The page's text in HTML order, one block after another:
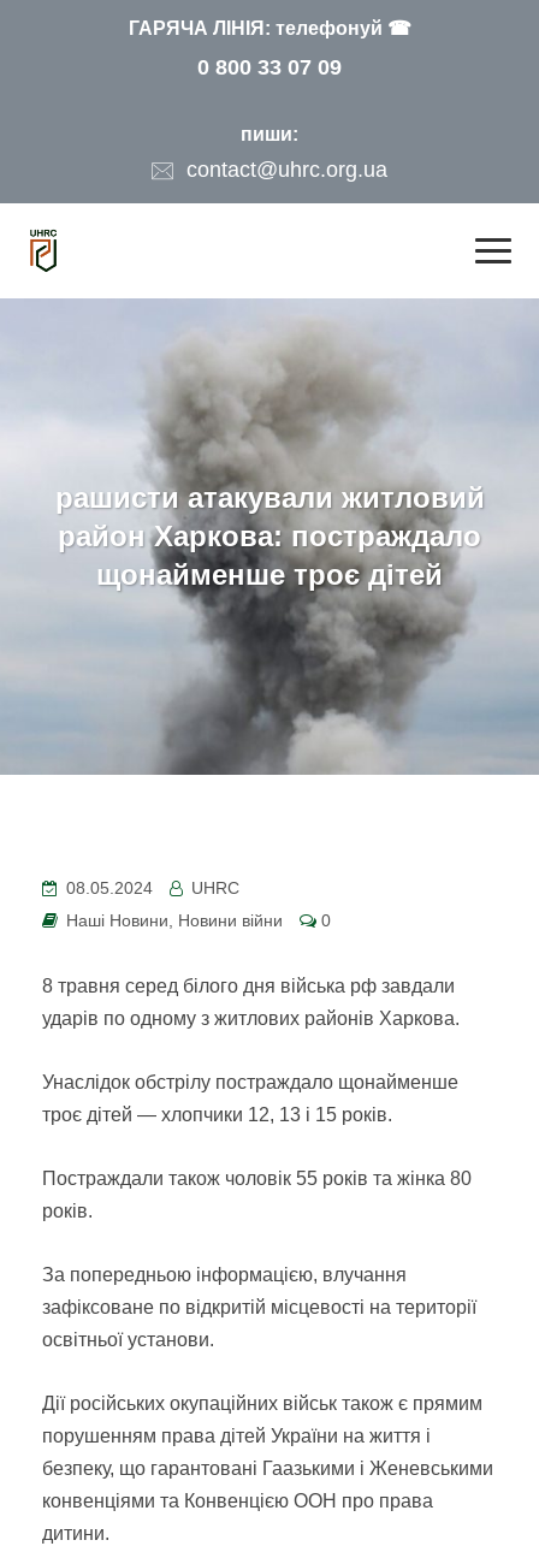
ГАРЯЧА ЛІНІЯ: телефонуй ☎
0 800 33 07 09
пиши:
contact@uhrc.org.ua
рашисти атакували житловий
район Харкова: постраждало
щонайменше троє дітей
08.05.2024
UHRC
Наші Новини, Новини війни 0
8 травня серед білого дня війська рф завдали
ударів по одному з житлових районів Харкова.
Унаслідок обстрілу постраждало щонайменше
троє дітей — хлопчики 12, 13 і 15 років.
Постраждали також чоловік 55 років та жінка 80
років.
За попередньою інформацією, влучання
зафіксоване по відкритій місцевості на території
освітньої установи.
Дії російських окупаційних військ також є прямим
порушенням права дітей України на життя і
безпеку, що гарантовані Гаазькими і Женевськими
конвенціями та Конвенцією ООН про права
дитини.